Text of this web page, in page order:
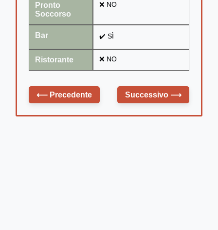
Pronto
Soccorso
❌ NO
Bar ✔️ SÌ
Ristorante ❌ NO
⟵ Precedente Successivo ⟶